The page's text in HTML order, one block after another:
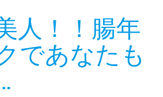
人！！腸年
であなたも